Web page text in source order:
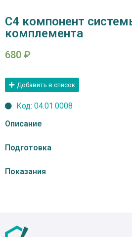
С4 компонент
комплемента
680 ₽
Добавить в список
Код: 04.01.0008
Описание
Подготовка
Показания